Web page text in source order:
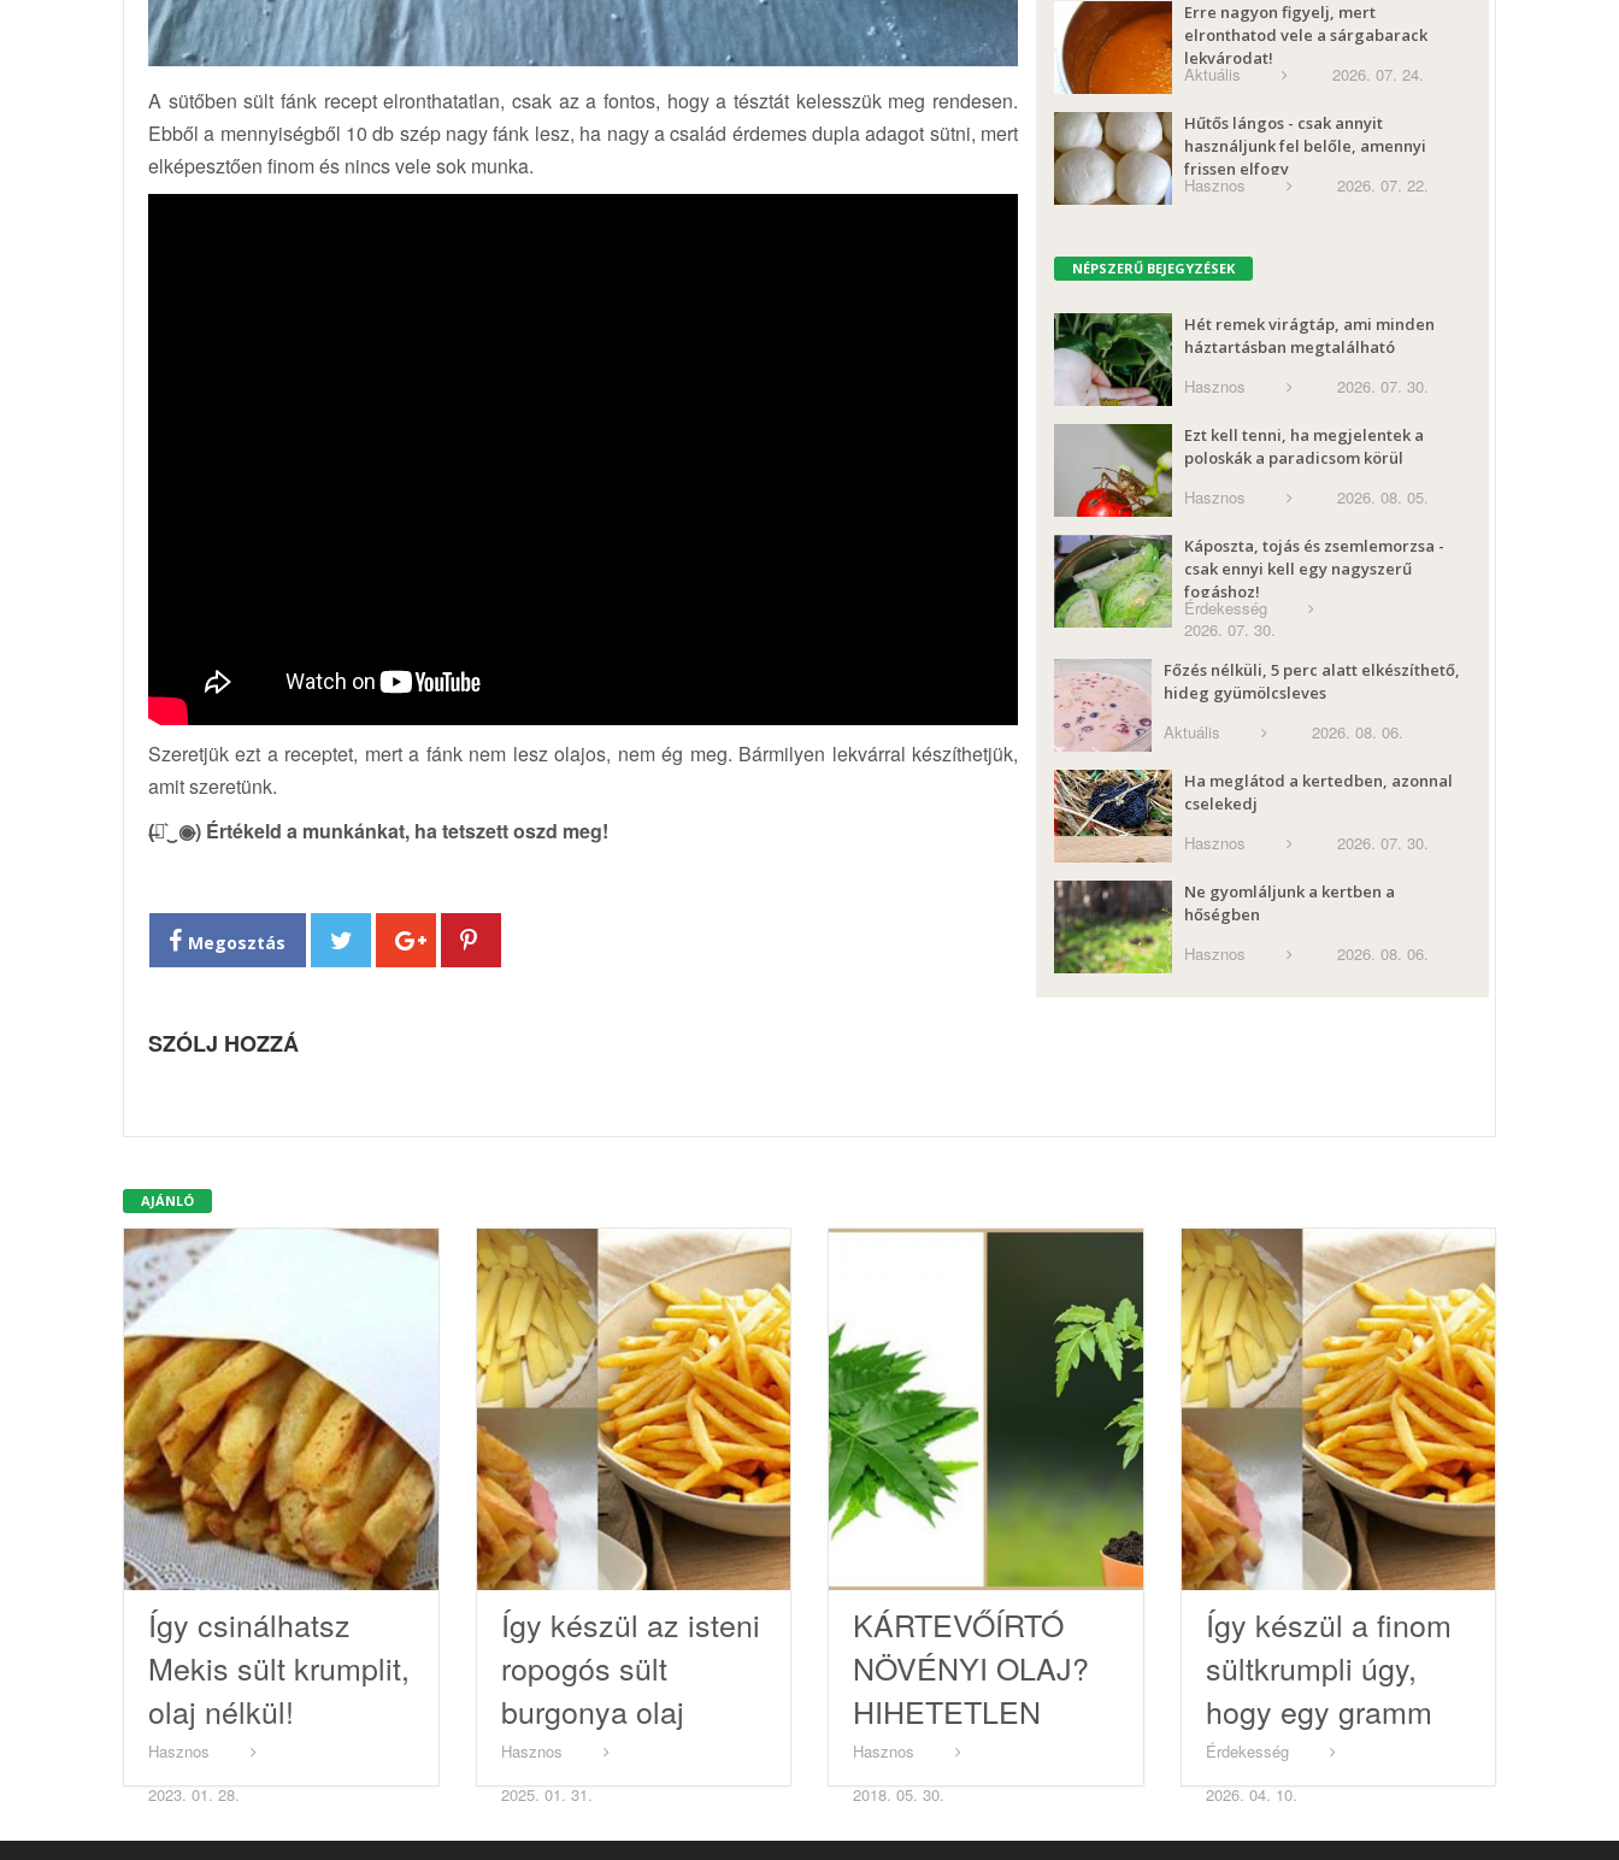
A sütőben sült fánk recept elronthatatlan, csak az a fontos, hogy a tésztát kelesszük meg rendesen.
Ebből a mennyiségből 10 db szép nagy fánk lesz, ha nagy a család érdemes dupla adagot sütni, mert
elképesztően finom és nincs vele sok munka.
Szeretjük ezt a receptet, mert a fánk nem lesz olajos, nem ég meg. Bármilyen lekvárral készíthetjük,
amit szeretünk.
(̶◉͛‿◉̶) Értékeld a munkánkat, ha tetszett oszd meg!
Megosztás
SZÓLJ HOZZÁ
Erre nagyon figyelj, mert
elronthatod vele a sárgabarack
lekvárodat!
Aktuális 2026. 07. 24.
Hűtős lángos - csak annyit
használjunk fel belőle, amennyi
frissen elfogy
Hasznos 2026. 07. 22.
NÉPSZERŰ BEJEGYZÉSEK
Hét remek virágtáp, ami minden
háztartásban megtalálható
Hasznos 2026. 07. 30.
Ezt kell tenni, ha megjelentek a
poloskák a paradicsom körül
Hasznos 2026. 08. 05.
Káposzta, tojás és zsemlemorzsa -
csak ennyi kell egy nagyszerű
fogáshoz!
Érdekesség
2026. 07. 30.
Főzés nélküli, 5 perc alatt elkészíthető,
hideg gyümölcsleves
Aktuális 2026. 08. 06.
Ha meglátod a kertedben, azonnal
cselekedj
Hasznos 2026. 07. 30.
Ne gyomláljunk a kertben a
hőségben
Hasznos 2026. 08. 06.
AJÁNLÓ
Így csinálhatsz
Mekis sült krumplit,
olaj nélkül!
Hasznos
2023. 01. 28.
Így készül az isteni
ropogós sült
burgonya olaj
nélkül!
Hasznos
2025. 01. 31.
KÁRTEVŐÍRTÓ
NÖVÉNYI OLAJ?
HIHETETLEN
HATÁSA VAN!
Hasznos
2018. 05. 30.
Így készül a finom
sültkrumpli úgy,
hogy egy gramm
olaj sem kell
hozzá!
Érdekesség
2026. 04. 10.